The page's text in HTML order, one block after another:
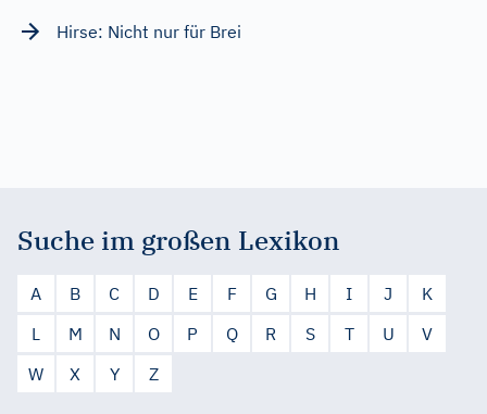
Hirse: Nicht nur für Brei
Suche im großen Lexikon
A B C D E F G H I J
K
L
M N O P Q R S T U
V
W
X Y Z